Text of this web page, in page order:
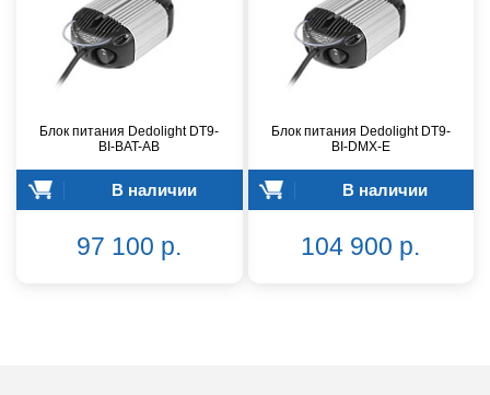
Блок питания Dedolight DT9-
BI-BAT-AB
В наличии
97 100 р.
Блок питания Dedolight DT9-
BI-DMX-E
В наличии
104 900 р.